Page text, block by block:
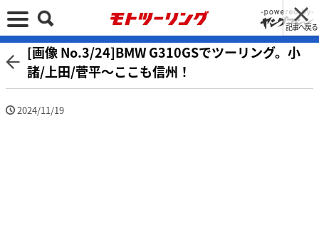
記事へ戻る
[画像 No.3/24]BMW G310GSでツーリング。小
諸/上田/菅平〜ここも信州！
2024/11/19